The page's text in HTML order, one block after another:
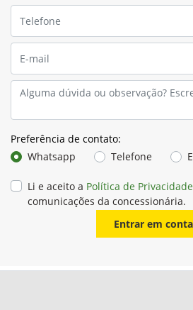
Preferência de contato:
Whatsapp
Telefone
Li e aceito a Política de Privacidade
comunicações da concessionária.
Entrar em